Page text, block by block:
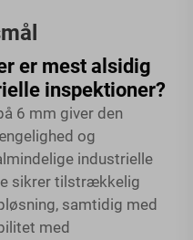
er mest alsidig
inspektioner?
6 mm giver den
og
industrielle
sikrer tilstrækkelig
samtidig med
med